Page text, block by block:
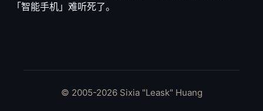
「智能手机」难听死了。
© 2005-2026 Sixia "Leask" Huang